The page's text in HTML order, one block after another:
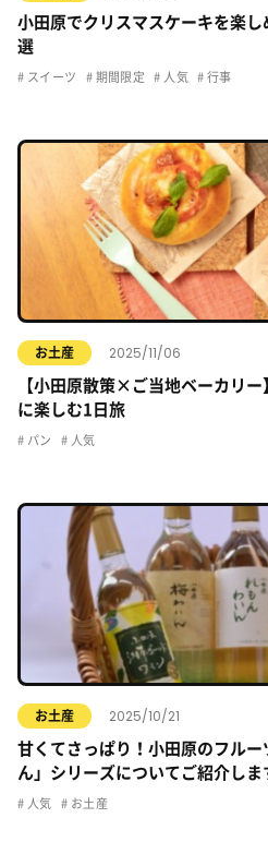
小田原でクリスマスケーキを楽
選
スイーツ 期間限定 人気 行事
お土産 2025/11/06
【小田原散策×ご当地ベーカリ
に楽しむ1日旅
パン 人気
お土産 2025/10/21
甘くてさっぱり！小田原のフル
ん」シリーズについてご紹介しま
人気 お土産